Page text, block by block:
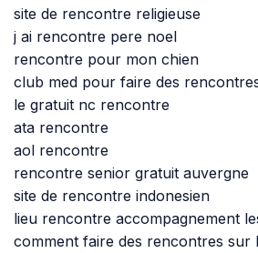
site de rencontre religieuse
j ai rencontre pere noel
rencontre pour mon chien
club med pour faire des
le gratuit nc rencontre
ata rencontre
aol rencontre
rencontre senior gratuit auvergne
site de rencontre indonesien
lieu rencontre accompagnement
comment faire des rencontres sur